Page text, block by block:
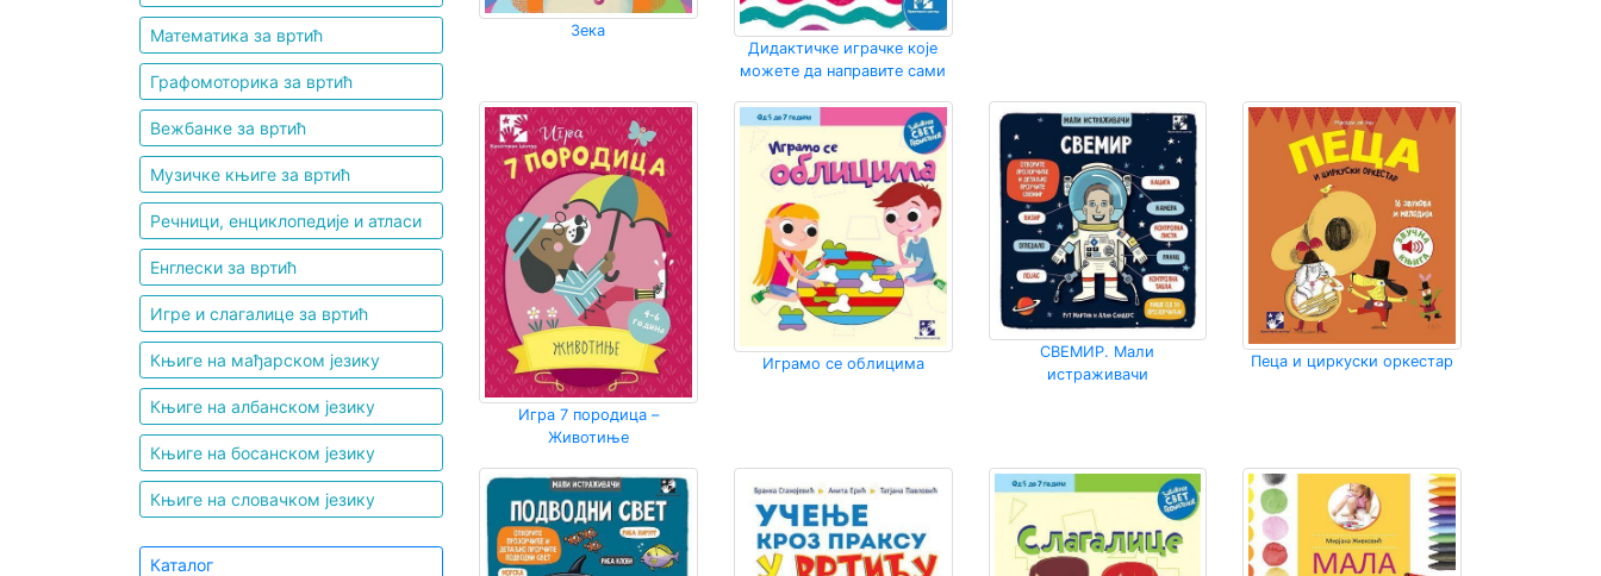
Математика за вртић
Графомоторика за вртић
Вежбанке за вртић
Музичке књиге за вртић
Речници, енциклопедије и атласи
Енглески за вртић
Игре и слагалице за вртић
Књиге на мађарском језику
Књиге на албанском језику
Књиге на босанском језику
Књиге на словачком језику
Каталог
Зека
Дидактичке играчке које
можете да направите сами
Игра 7 породица –
Животиње
Играмо се облицима
СВЕМИР. Мали
истраживачи
Пеца и циркуски оркестар